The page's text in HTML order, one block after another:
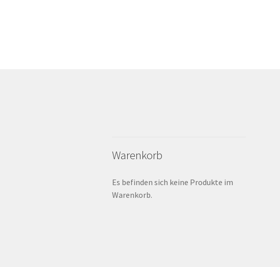
Warenkorb
Es befinden sich keine Produkte im
Warenkorb.